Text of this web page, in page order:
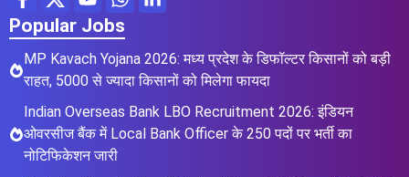
Popular Jobs
MP Kavach Yojana 2026: मध्य प्रदेश के डिफॉल्टर किसानों को बड़ी
राहत, 5000 से ज्यादा किसानों को मिलेगा फायदा
Indian Overseas Bank LBO Recruitment 2026: इंडियन
ओवरसीज बैंक में Local Bank Officer के 250 पदों पर भर्ती का
नोटिफिकेशन जारी